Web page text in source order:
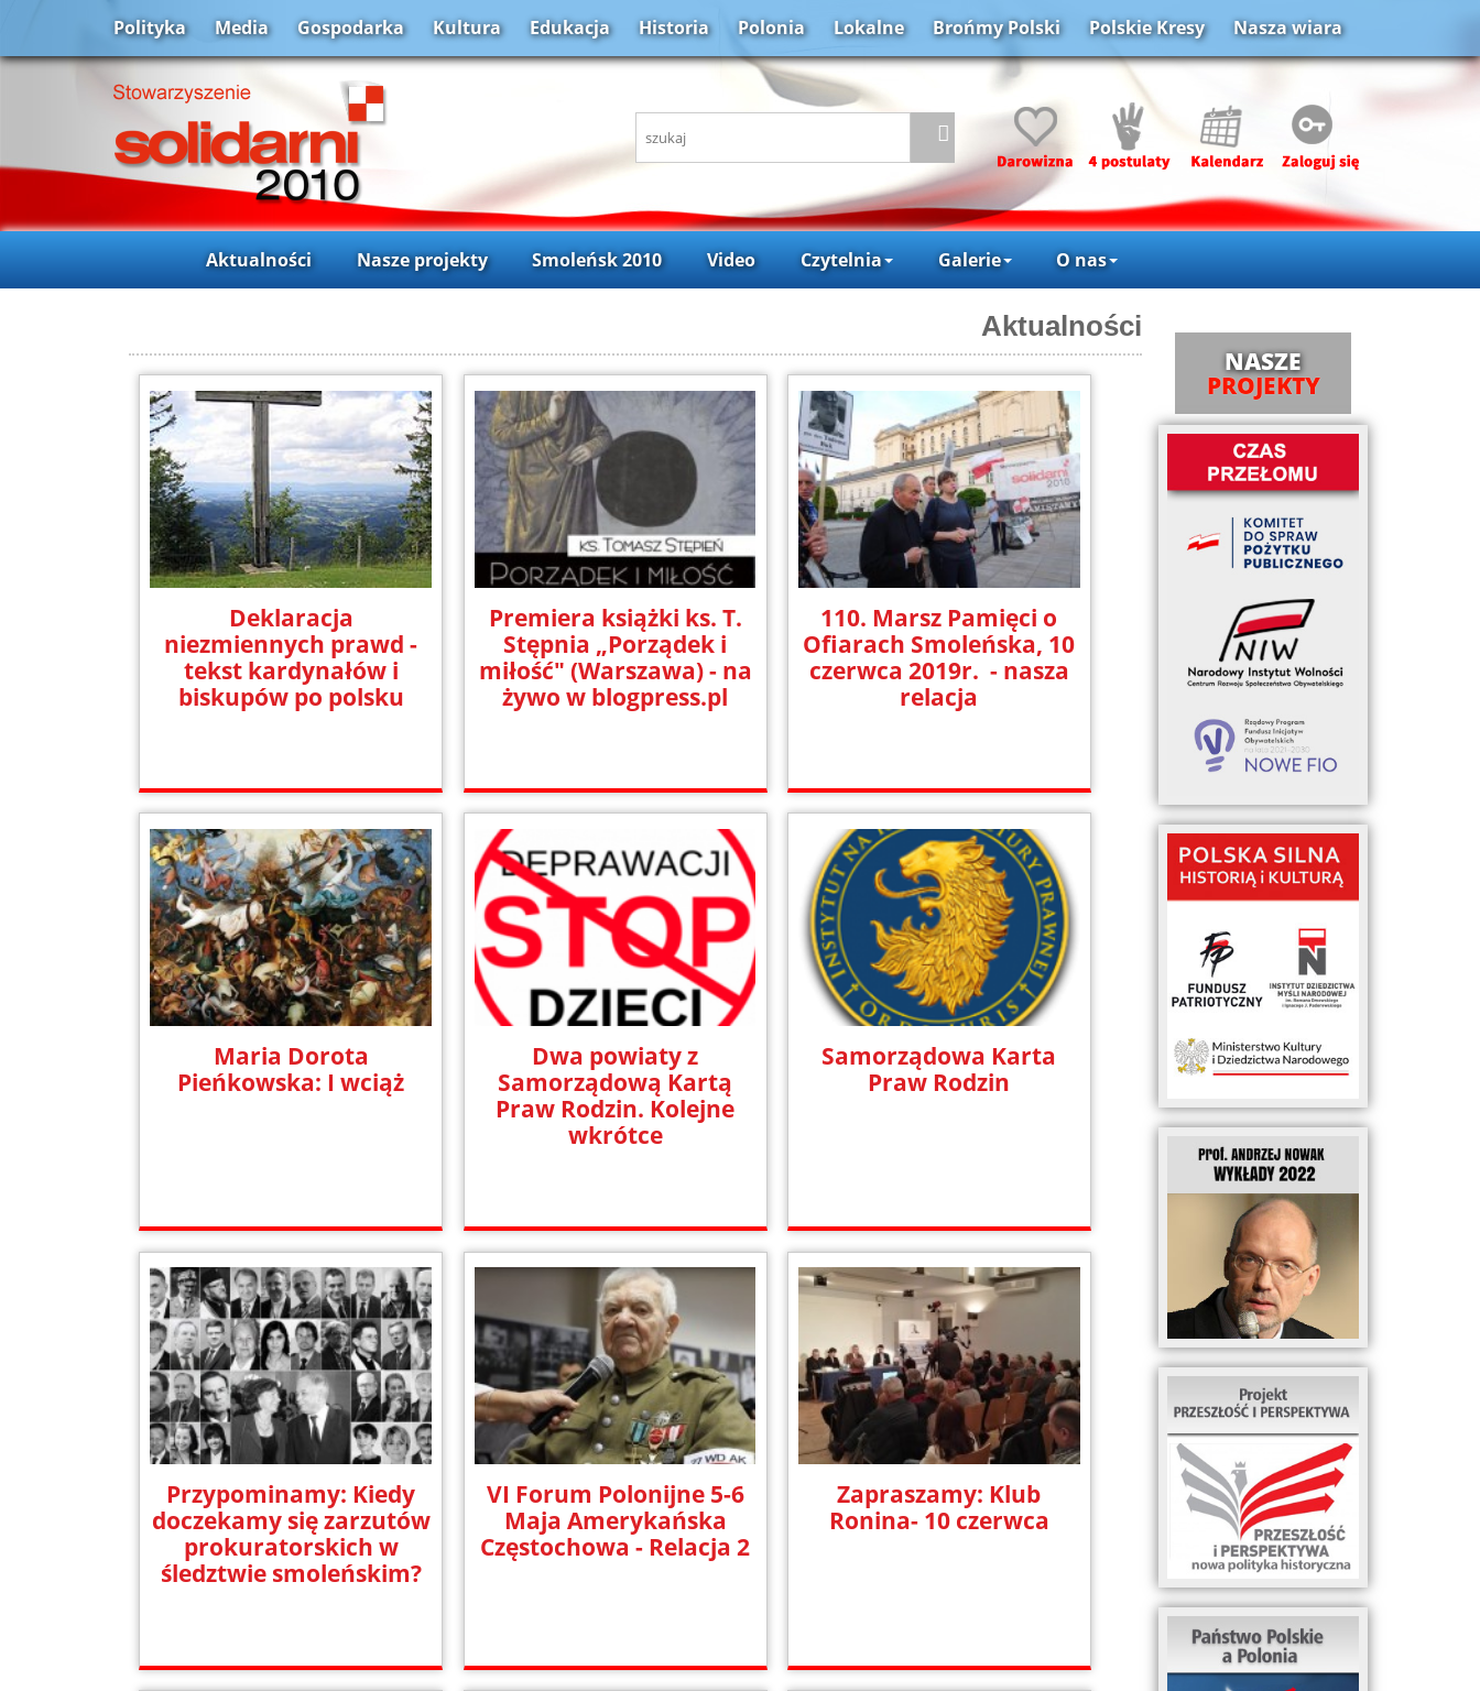
Polityka Media Gospodarka Kultura Edukacja Historia Polonia Lokalne Brońmy Polski Polskie Kresy Nasza wiara
Aktualności Nasze projekty Smoleńsk 2010 Video Czytelnia Galerie O nas
Aktualności
Deklaracja
niezmiennych prawd -
tekst kardynałów i
biskupów po polsku
Premiera książki ks. T.
Stępnia „Porządek i
miłość" (Warszawa) - na
żywo w blogpress.pl
110. Marsz Pamięci o
Ofiarach Smoleńska, 10
czerwca 2019r. - nasza
relacja
Maria Dorota
Pieńkowska: I wciąż
Dwa powiaty z
Samorządową Kartą
Praw Rodzin. Kolejne
wkrótce
Samorządowa Karta
Praw Rodzin
Przypominamy: Kiedy
doczekamy się zarzutów
prokuratorskich w
śledztwie smoleńskim?
VI Forum Polonijne 5-6
Maja Amerykańska
Częstochowa - Relacja 2
Zapraszamy: Klub
Ronina- 10 czerwca
NASZE
PROJEKTY